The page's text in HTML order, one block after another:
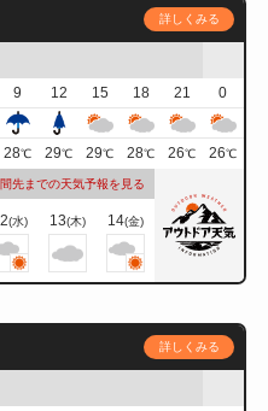
詳しくみる
9 12 15 18 21
0
28℃ 29℃ 29℃ 28℃ 26℃ 26℃
先までの天気予報を見る
(水) 13(木) 14(金)
詳しくみる